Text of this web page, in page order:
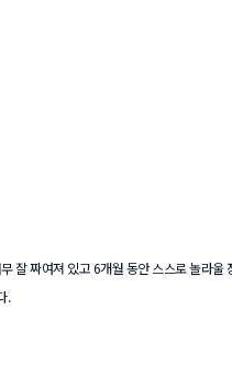
잘 짜여져 있고 6개월 동안 스스로 놀라
.